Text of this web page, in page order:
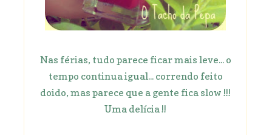
Nas férias, tudo parece ficar mais leve... o
tempo continua igual... correndo feito
doido, mas parece que a gente fica slow !!!
Uma delícia !!